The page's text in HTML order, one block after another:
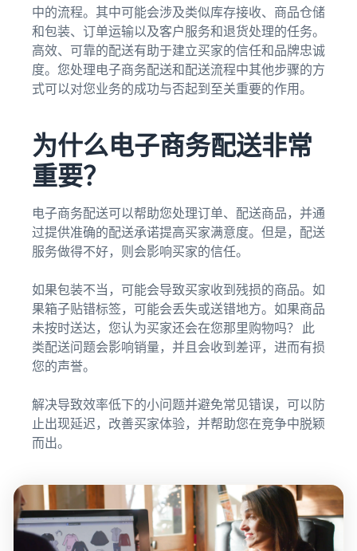
中的流程。其中可能会涉及类似库存接收、商品仓储
和包装、订单运输以及客户服务和退货处理的任务。
高效、可靠的配送有助于建立买家的信任和品牌忠诚
度。您处理电子商务配送和配送流程中其他步骤的方
式可以对您业务的成功与否起到至关重要的作用。
为什么电子商务配送非常
重要？
电子商务配送可以帮助您处理订单、配送商品，并通
过提供准确的配送承诺提高买家满意度。但是，配送
服务做得不好，则会影响买家的信任。
如果包装不当，可能会导致买家收到残损的商品。如
果箱子贴错标签，可能会丢失或送错地方。如果商品
未按时送达，您认为买家还会在您那里购物吗？ 此
类配送问题会影响销量，并且会收到差评，进而有损
您的声誉。
解决导致效率低下的小问题并避免常见错误，可以防
止出现延迟，改善买家体验，并帮助您在竞争中脱颖
而出。